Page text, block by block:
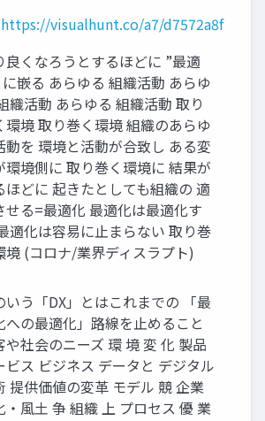
https://visualhunt.co/a7/d7572a8f
良くなろうとするほどに ”最適
嵌る あらゆる 組織活動 あらゆ
織活動 あらゆる 組織活動 取り
環境 取り巻く環境 組織のあらゆ
動を 環境と活動が合致し ある変
環境側に 取り巻く環境に 結果が
ほどに 起きたとしても組織の 適
せる=最適化 最適化は最適化す
適化は容易に⽌まらない 取り巻
境 (コロナ/業界ディスラプト)
いう「DX」とはこれまでの 「最
への最適化」路線を⽌めること
や社会のニーズ 環 境 変 化 製品
ビス ビジネス データと デジタル
提供価値の変⾰ モデル 競 企業
・⾵⼟ 争 組織 上 プロセス 優 業